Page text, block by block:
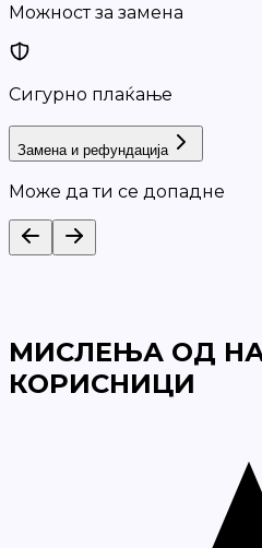
Можност за замена
Сигурно плаќање
Замена и рефундација
Може да ти се допадне
МИСЛЕЊА ОД
КОРИСНИЦИ